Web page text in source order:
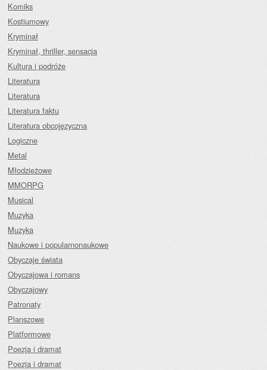
Komiks
Kostiumowy
Kryminał
Kryminał, thriller, sensacja
Kultura i podróże
Literatura
Literatura
Literatura faktu
Literatura obcojęzyczna
Logiczne
Metal
Młodzieżowe
MMORPG
Musical
Muzyka
Muzyka
Naukowe i popularnonaukowe
Obyczaje świata
Obyczajowa i romans
Obyczajowy
Patronaty
Planszowe
Platformowe
Poezja i dramat
Poezja i dramat